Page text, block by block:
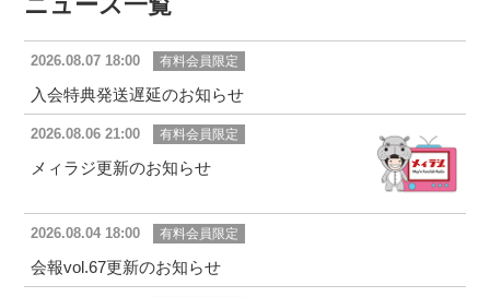
2026.08.07 18:00 有料会員限定
入会特典発送遅延のお知らせ
2026.08.06 21:00 有料会員限定
メィラジ更新のお知らせ
2026.08.04 18:00 有料会員限定
会報vol.67更新のお知らせ